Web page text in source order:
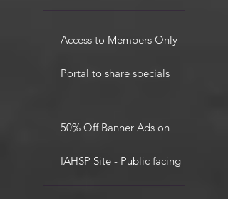
Access to Members Only
Portal to share specials
50% Off Banner Ads on
IAHSP Site - Public facing